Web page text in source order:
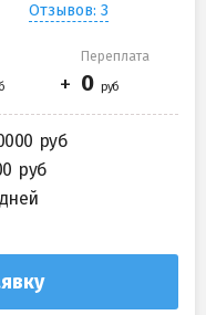
Отзывов: 3
Переплата